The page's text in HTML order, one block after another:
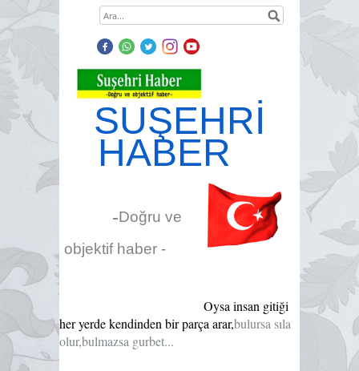
SUŞEHRİ
HABER
-Doğru ve
objektif haber -
Oysa insan gitiği
her yerde kendinden bir parça arar,bulursa sıla
olur,bulmazsa gurbet...